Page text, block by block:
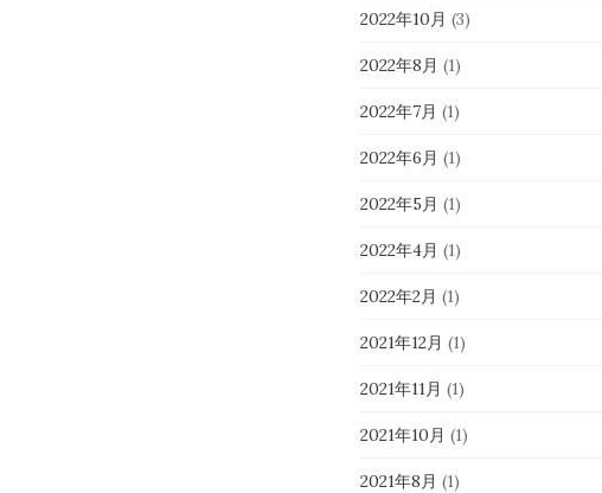
2022年10月 (3)
2022年8月 (1)
2022年7月 (1)
2022年6月 (1)
2022年5月 (1)
2022年4月 (1)
2022年2月 (1)
2021年12月 (1)
2021年11月 (1)
2021年10月 (1)
2021年8月 (1)